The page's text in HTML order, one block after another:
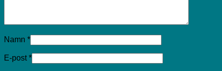
Namn *
E-post*